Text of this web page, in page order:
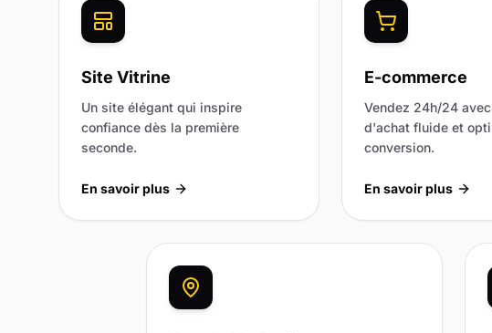
Site Vitrine
Un site élégant qui inspire
confiance dès la première
seconde.
En savoir plus
E-commerce
Vendez 24h/24
d'achat fluide et
conversion.
En savoir plus